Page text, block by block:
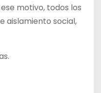
motivo, todos los
aislamiento social,